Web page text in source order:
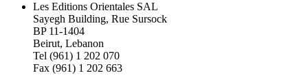
Les Editions Orientales SAL
Sayegh Building, Rue Sursock
BP 11-1404
Beirut, Lebanon
Tel (961) 1 202 070
Fax (961) 1 202 663